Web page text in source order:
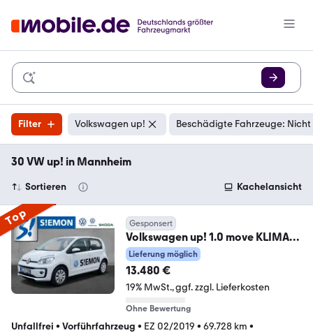
Filter Volkswagen up! Beschädigte Fahrzeuge:
30 VW up! in Mannheim
Sortieren Kachelansicht
Top Gesponsert
Volkswagen up! 1.0 move KLIMA
SHZ PDC DRIVE-PAKET PLUS
Lieferung möglich
13.480 €
19% MwSt. ggf. zzgl. Lieferkosten
Ohne Bewertung
Unfallfrei • Vorführfahrzeug • EZ 02/2019 • 69.728 km •